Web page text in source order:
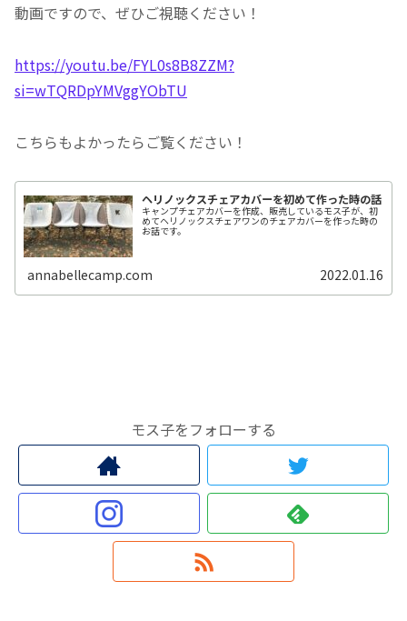
動画ですので、ぜひご視聴ください！
https://youtu.be/FYL0s8B8ZZM?
si=wTQRDpYMVggYObTU
こちらもよかったらご覧ください！
ヘリノックスチェアカバーを初めて作った時の話
キャンプチェアカバーを作成、販売しているモス子が、初
めてヘリノックスチェアワンのチェアカバーを作った時の
お話です。
annabellecamp.com 2022.01.16
モス子をフォローする